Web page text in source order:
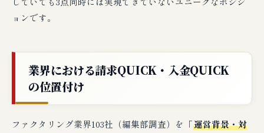
ョンです。
業界における請求QUICK・入金QUICK
の位置付け
ファクタリング業界103社（編集部調査）を「運営背景・対